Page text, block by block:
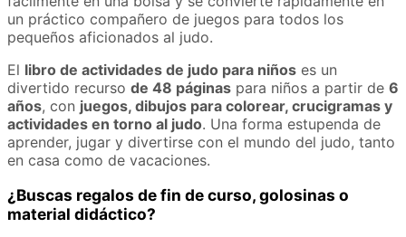
un práctico compañero de juegos para todos los
pequeños aficionados al judo.
El libro de actividades de judo para niños es un
divertido recurso de 48 páginas para niños a partir de 6
años, con juegos, dibujos para colorear, crucigramas y
actividades en torno al judo. Una forma estupenda de
aprender, jugar y divertirse con el mundo del judo, tanto
en casa como de vacaciones.
¿Buscas regalos de fin de curso, golosinas o
material didáctico?